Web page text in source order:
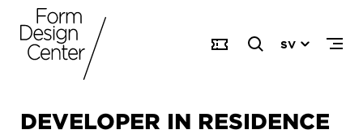
SV
DEVELOPER IN RESIDENCE